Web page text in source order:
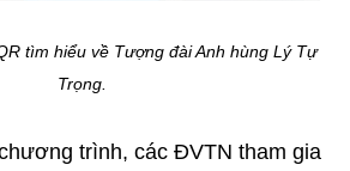
tìm hiểu về Tượng đài Anh hùng Lý Tự
Trọng.
trình, các ĐVTN tham gia